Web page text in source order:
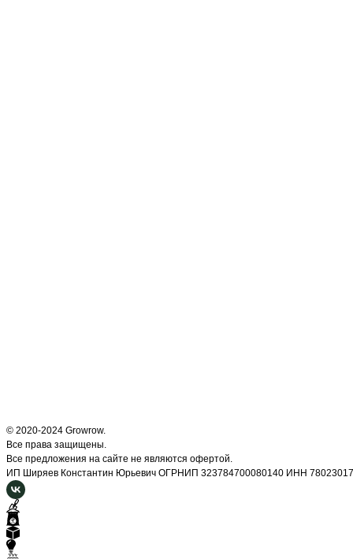
© 2020-2024 Growrow.
Все права защищены.
Все предложения на сайте не являются офертой.
ИП Ширяев Константин Юрьевич ОГРНИП 323784700080140 ИНН